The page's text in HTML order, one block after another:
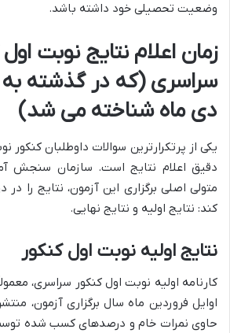
وضعیت تحصیلی خود داشته باشد.
زمان اعلام نتایج نوبت
سراسری (که در گذشته به
دی ماه شناخته می شد)
یکی از پرتکرارترین سوالات داوطلبان کنکور
دقیق اعلام نتایج است. سازمان سنجش
متولی اصلی برگزاری این آزمون، نتایج را در
کند: نتایج اولیه و نتایج نهایی.
نتایج اولیه نوبت اول کنکور
کارنامه اولیه نوبت اول کنکور سراسری،
اوایل فروردین ماه سال برگزاری آزمون،
حاوی نمرات خام و درصدهای کسب شده